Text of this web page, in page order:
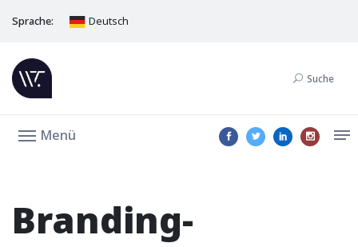
Sprache: Deutsch
Suche
Menü
Branding-